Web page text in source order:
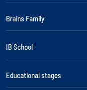
Brains Family
IB School
Educational stages